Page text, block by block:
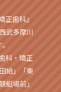
歯科』
武多摩川
科・矯正
給」「東
場前」